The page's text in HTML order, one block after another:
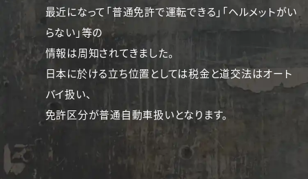
最近になって「普通免許で運転できる」「ヘルメットがい
らない」等の
情報は周知されてきました。
日本に於ける立ち位置としては税金と道交法はオート
バイ扱い、
免許区分が普通自動車扱いとなります。